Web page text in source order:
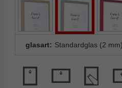
glasart: Standardglas (2 mm)